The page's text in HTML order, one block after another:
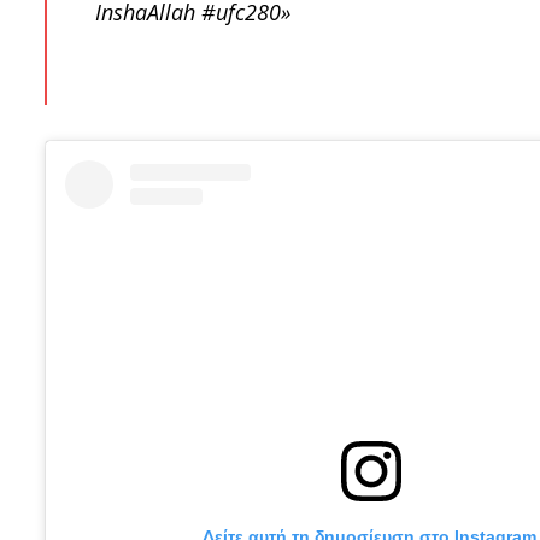
InshaAllah #ufc280»
Δείτε αυτή τη δημοσίευση στο Instagram.